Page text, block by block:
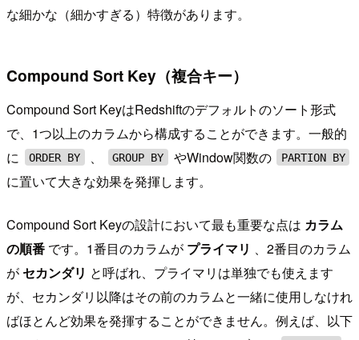
な細かな（細かすぎる）特徴があります。
Compound Sort Key（複合キー）
Compound Sort KeyはRedshiftのデフォルトのソート形式
で、1つ以上のカラムから構成することができます。一般的
に
ORDER BY GROUP BY やWindow関数の PARTION BY
に置いて大きな効果を発揮します。
Compound Sort Keyの設計において最も重要な点は カラム
の順番 です。1番目のカラムが プライマリ
、2番目のカラム
が セカンダリ と呼ばれ、プライマリは単独でも使えます
が、セカンダリ以降はその前のカラムと一緒に使用しなけれ
ばほとんど効果を発揮することができません。例えば、以下